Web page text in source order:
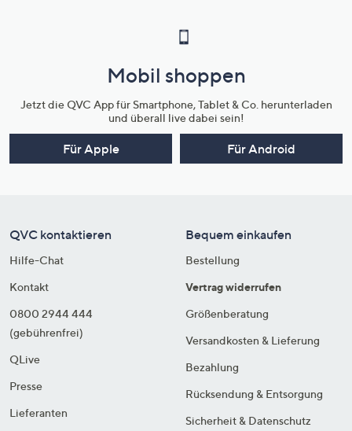
Mobil shoppen
Jetzt die QVC App für Smartphone, Tablet & Co. herunterladen
und überall live dabei sein!
Für Apple Für Android
QVC kontaktieren
Hilfe-Chat
Kontakt
0800 2944 444
(gebührenfrei)
QLive
Presse
Lieferanten
Bequem einkaufen
Bestellung
Vertrag widerrufen
Größenberatung
Versandkosten & Lieferung
Bezahlung
Rücksendung & Entsorgung
Sicherheit & Datenschutz